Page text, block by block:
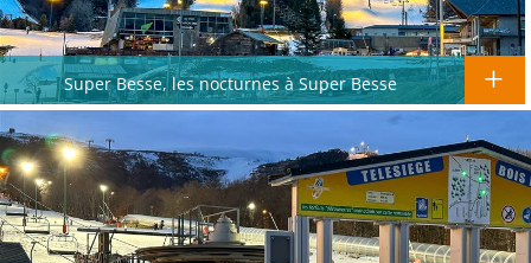
Super Besse, les nocturnes à Super Besse